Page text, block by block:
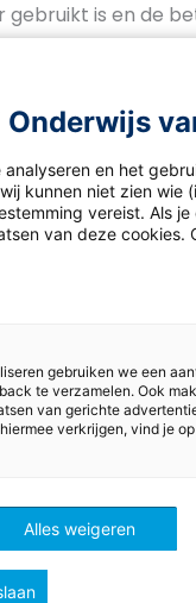
is en de
deze website:
over tien jaar
uit waarom je
en het
kunnen niet zien wie
vereist. Als je
van deze cookies.
gebruiken we een
te verzamelen. Ook
van gerichte
verkrijgen, vind je
Alles weigeren